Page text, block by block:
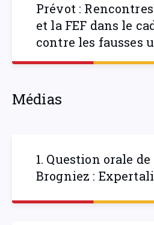
Prévot :
et la FEF dans le
contre les fausses
Médias
1. Question orale
Brogniez :